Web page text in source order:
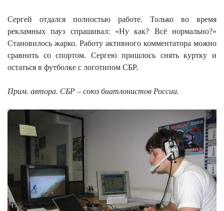
Сергей отдался полностью работе. Только во время
рекламных пауз спрашивал: «Ну как? Всё нормально?»
Становилось жарко. Работу активного комментатора можно
сравнить со спортом. Сергею пришлось снять куртку и
остаться в футболке с логотипом СБР.
Прим. автора. СБР – союз биатлонистов России.